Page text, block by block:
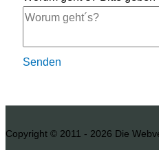
Senden
Copyright © 2011 - 2026 Die